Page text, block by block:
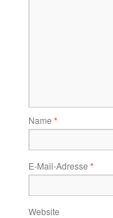
Name *
E-Mail-Adresse *
Website